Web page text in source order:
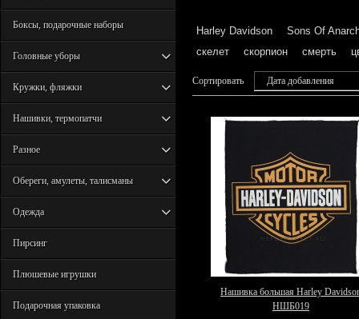
Боксы, подарочные наборы
Головные уборы
Кружки, фляжки
Нашивки, термопатчи
Разное
Обереги, амулеты, талисманы
Одежда
Пирсинг
Плюшевые игрушки
Подарочная упаковка
Harley Davidson
Sons Of
скелет
скорпион смерть
Сортировать Дата добавления
Нашивка большая Harley
НШБ019